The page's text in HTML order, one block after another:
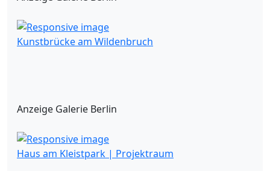
Kunstbrücke am Wildenbruch
Anzeige Galerie Berlin
Haus am Kleistpark | Projektraum